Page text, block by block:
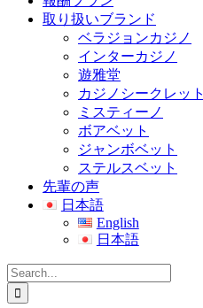
取り扱いブランド
ベラジョンカジノ
インターカジノ
遊雅堂
カジノシークレット
ミスティーノ
ボアベット
ジャンボベット
ステルスベット
先輩の声
日本語
English
日本語
Search
for: